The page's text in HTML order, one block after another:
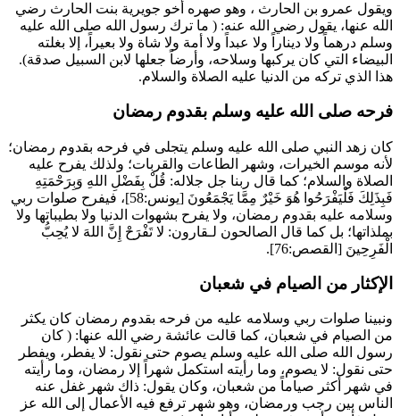
ويقول عمرو بن الحارث ، وهو صهره أخو جويرية بنت الحارث رضي
الله عنها، يقول رضي الله عنه: ( ما ترك رسول الله صلى الله عليه
وسلم درهماً ولا ديناراً ولا عبداً ولا أمة ولا شاة ولا بعيراً، إلا بغلته
البيضاء التي كان يركبها وسلاحه، وأرضاً جعلها لابن السبيل صدقة).
هذا الذي تركه من الدنيا عليه الصلاة والسلام.
فرحه صلى الله عليه وسلم بقدوم رمضان
كان زهد النبي صلى الله عليه وسلم يتجلى في فرحه بقدوم رمضان؛
لأنه موسم الخيرات، وشهر الطاعات والقربات؛ ولذلك يفرح عليه
الصلاة والسلام؛ كما قال ربنا جل جلاله: قُلْ بِفَضْلِ اللهِ وَبِرَحْمَتِهِ
فَبِذَلِكَ فَلْيَفْرَحُوا هُوَ خَيْرٌ مِمَّا يَجْمَعُونَ
[يونس:58]، فيفرح صلوات ربي
وسلامه عليه بقدوم رمضان، ولا يفرح بشهوات الدنيا ولا بطيباتها ولا
بملذاتها؛ بل كما قال الصالحون لـقارون: لا تَفْرَحْ إِنَّ اللهَ لا يُحِبُّ
الْفَرِحِينَ [القصص:76].
الإكثار من الصيام في شعبان
ونبينا صلوات ربي وسلامه عليه من فرحه بقدوم رمضان كان يكثر
من الصيام في شعبان، كما قالت عائشة رضي الله عنها: ( كان
رسول الله صلى الله عليه وسلم يصوم حتى نقول: لا يفطر، ويفطر
حتى نقول: لا يصوم، وما رأيته استكمل شهراً إلا رمضان، وما رأيته
في شهر أكثر صياماً من شعبان، وكان يقول: ذاك شهر غفل عنه
الناس بين رجب ورمضان، وهو شهر ترفع فيه الأعمال إلى الله عز